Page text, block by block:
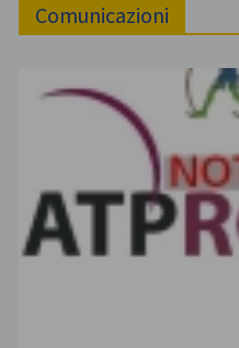
Comunicazioni